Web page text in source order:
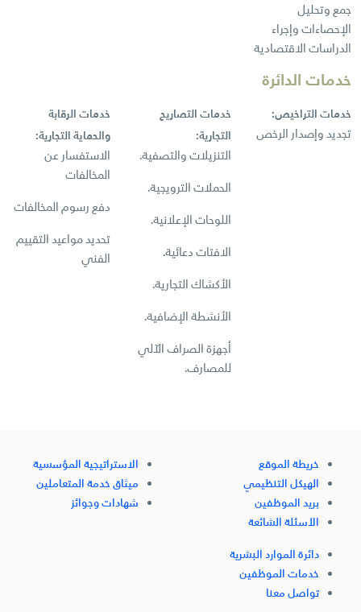
جمع وتحليل
الإحصاءات وإجراء
الدراسات الاقتصادية
خدمات الدائرة
خدمات التراخيص:
تجديد وإصدار الرخص
خدمات التصاريح
التجارية:
التنزيلات والتصفية.
الحملات الترويجية.
اللوحات الإعلانية.
الافتات دعائية.
الأكشاك التجارية.
الأنشطة الإضافية.
أجهزة الصراف الآلي
للمصارف.
خدمات الرقابة
والحماية التجارية:
الاستفسار عن
المخالفات
دفع رسوم المخالفات
تحديد مواعيد التقييم
الفني
خريطة الموقع
الهيكل التنظيمي
بريد الموظفين
الأسئلة الشائعة
الاستراتيجية المؤسسية
ميثاق خدمة المتعاملين
شهادات وجوائز
دائرة الموارد البشرية
خدمات الموظفين
تواصل معنا